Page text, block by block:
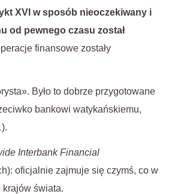
XVI w sposób nieoczekiwany i
od pewnego czasu został
finansowe zostały
Było to dobrze przygotowane
bankowi watykańskiemu,
Interbank Financial
oficjalnie zajmuje się czymś, co w
krajów świata.